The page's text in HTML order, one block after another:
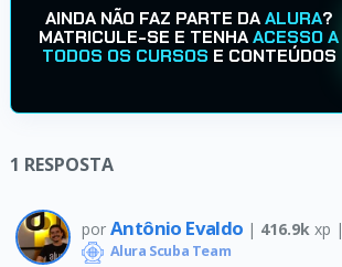
AINDA NÃO FAZ PARTE DAALURA?
MATRICULE-SE E TENHAACESSO A
TODOS OS CURSOS E CONTEÚDOS
1 RESPOSTA
por Antônio Evaldo | 416.9k xp |
Alura Scuba Team